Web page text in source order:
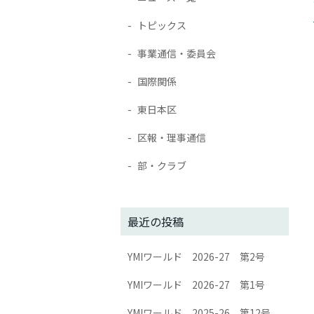
トピックス
事業通信・委員会
国際関係
東日本区
区報・理事通信
部・クラブ
最近の投稿
YMIワールド 2026-27 第2号
YMIワールド 2026-27 第1号